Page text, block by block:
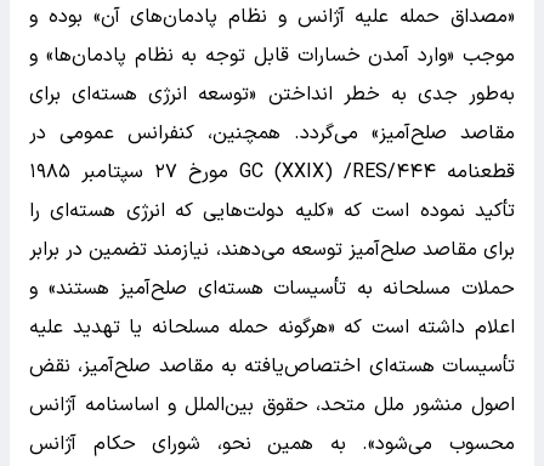
«مصداق حمله علیه آژانس و نظام پادمان‌های آن» بوده و
موجب «وارد آمدن خسارات قابل توجه به نظام پادمان‌ها» و
به‌طور جدی به خطر انداختن «توسعه انرژی هسته‌ای برای
مقاصد صلح‌آمیز» می‌گردد. همچنین، کنفرانس عمومی در
قطعنامه GC (XXIX) /RES/۴۴۴ مورخ ۲۷ سپتامبر ۱۹۸۵
تأکید نموده است که «کلیه دولت‌هایی که انرژی هسته‌ای را
برای مقاصد صلح‌آمیز توسعه می‌دهند، نیازمند تضمین در برابر
حملات مسلحانه به تأسیسات هسته‌ای صلح‌آمیز هستند» و
اعلام داشته است که «هرگونه حمله مسلحانه یا تهدید علیه
تأسیسات هسته‌ای اختصاص‌یافته به مقاصد صلح‌آمیز، نقض
اصول منشور ملل متحد، حقوق بین‌الملل و اساسنامه آژانس
محسوب می‌شود». به همین نحو، شورای حکام آژانس